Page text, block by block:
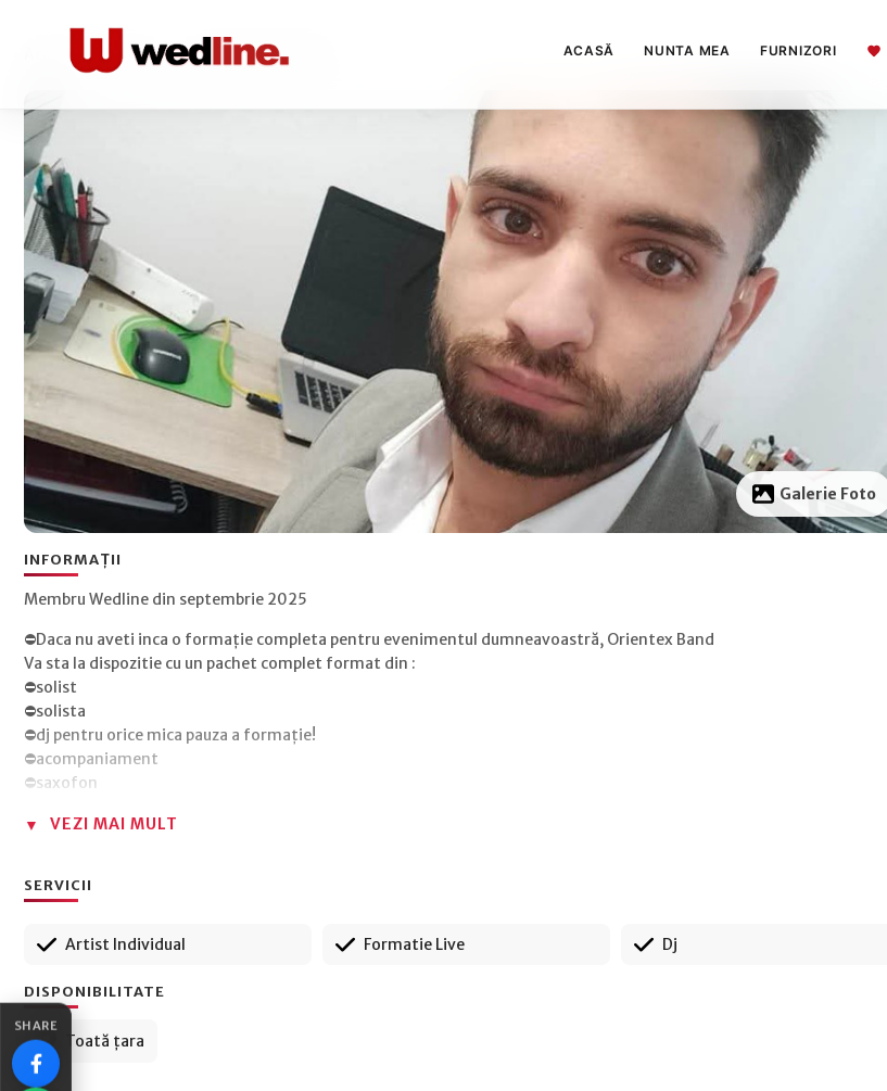
ACASĂ NUNTA MEA FURNIZORI
SHARE
/ Muzica / Onyx Real Solutions
Galerie Foto
INFORMAȚII
Membru Wedline din septembrie 2025
⛔️Daca nu aveti inca o formație completa pentru evenimentul dumneavoastră, Orientex Band
Va sta la dispozitie cu un pachet complet format din :
⛔️solist
⛔️solista
⛔️dj pentru orice mica pauza a formație!
⛔️acompaniament
⛔️saxofon
⛔️trompeta
⛔️tobita folclor
⛔️schela lumini profesionala
⛔️perdea cu leduri pentru backstage
VEZI MAI MULT
SERVICII
Artist Individual Formatie Live Dj
DISPONIBILITATE
Toată țara